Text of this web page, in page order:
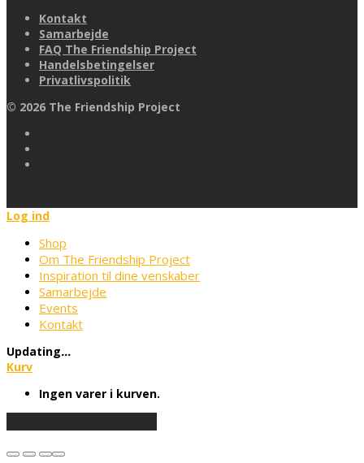
Kontakt
Samarbejde
FAQ The Friendship Project
Handelsbetingelser
Privatlivspolitik
© 2026 The Friendship Project
Log ind
Shop
Om The Friendship Project
Inspiration til dine venskaber
Samarbejde
Events
Kontakt
Updating…
Kurv
Ingen varer i kurven.